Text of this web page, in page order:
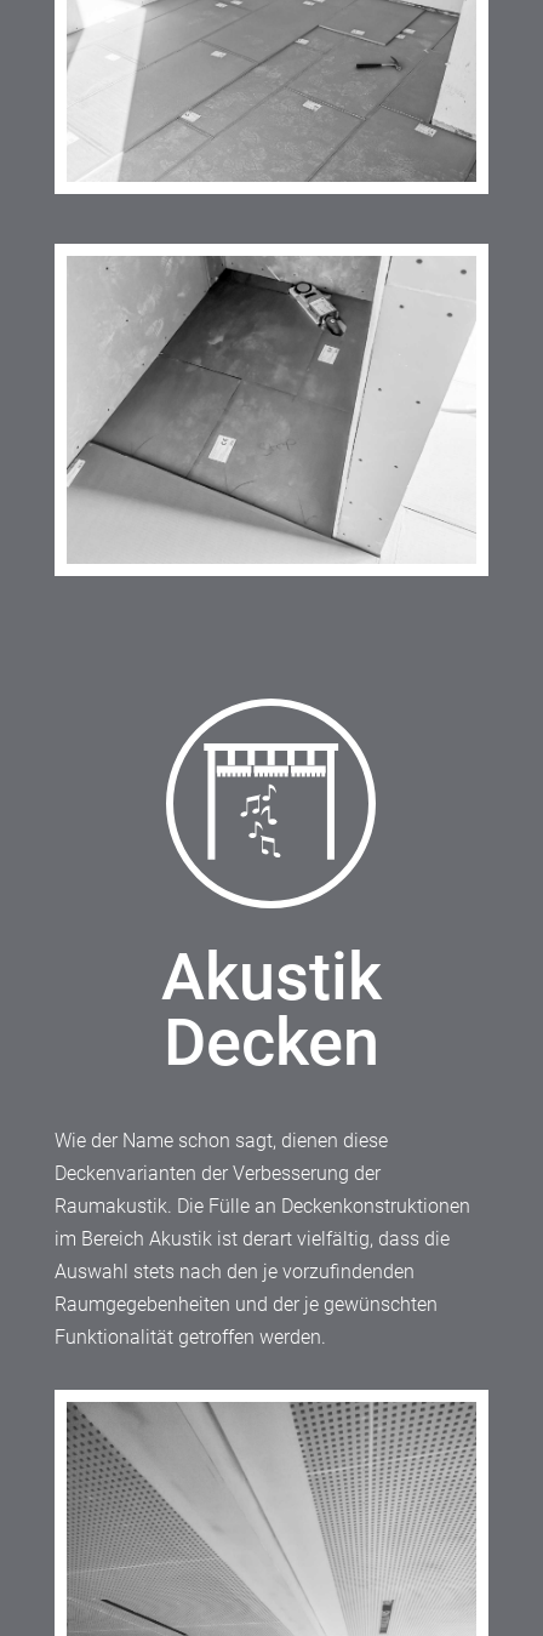
Akustik
Decken
Wie der Name schon sagt, dienen diese
Deckenvarianten der Verbesserung der
Raumakustik. Die Fülle an Deckenkonstruktionen
im Bereich Akustik ist derart vielfältig, dass die
Auswahl stets nach den je vorzufindenden
Raumgegebenheiten und der je gewünschten
Funktionalität getroffen werden.